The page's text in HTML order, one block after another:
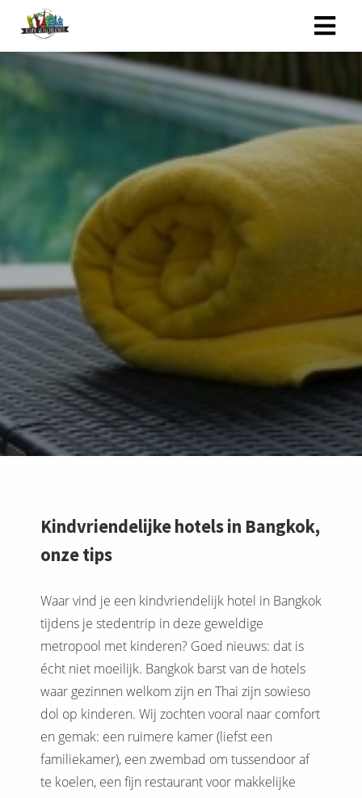
Kindvriendelijke hotels in Bangkok,
onze tips
Waar vind je een kindvriendelijk hotel in Bangkok
tijdens je stedentrip in deze geweldige
metropool met kinderen? Goed nieuws: dat is
écht niet moeilijk. Bangkok barst van de hotels
waar gezinnen welkom zijn en Thai zijn sowieso
dol op kinderen. Wij zochten vooral naar comfort
en gemak: een ruimere kamer (liefst een
familiekamer), een zwembad om tussendoor af
te koelen, een fijn restaurant voor makkelijke